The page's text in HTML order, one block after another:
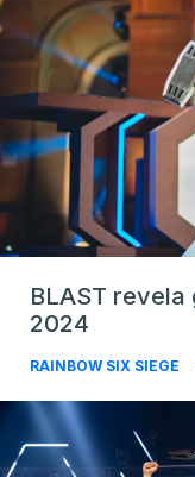
BLAST revela
2024
RAINBOW SIX SIEGE